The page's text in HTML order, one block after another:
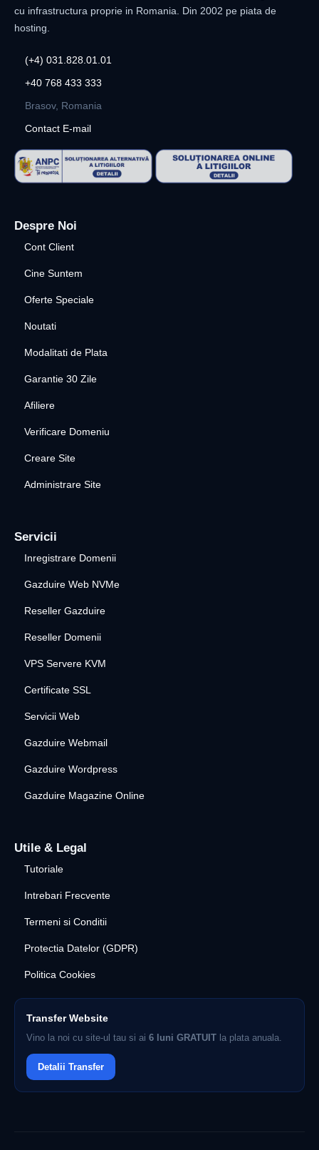
cu infrastructura proprie in Romania. Din 2002 pe piata de
hosting.
(+4) 031.828.01.01
+40 768 433 333
Brasov, Romania
Contact E-mail
Despre Noi
Cont Client
Cine Suntem
Oferte Speciale
Noutati
Modalitati de Plata
Garantie 30 Zile
Afiliere
Verificare Domeniu
Creare Site
Administrare Site
Servicii
Inregistrare Domenii
Gazduire Web NVMe
Reseller Gazduire
Reseller Domenii
VPS Servere KVM
Certificate SSL
Servicii Web
Gazduire Webmail
Gazduire Wordpress
Gazduire Magazine Online
Utile & Legal
Tutoriale
Intrebari Frecvente
Termeni si Conditii
Protectia Datelor (GDPR)
Politica Cookies
Transfer Website
Vino la noi cu site-ul tau si ai 6 luni GRATUIT la plata anuala.
Detalii Transfer